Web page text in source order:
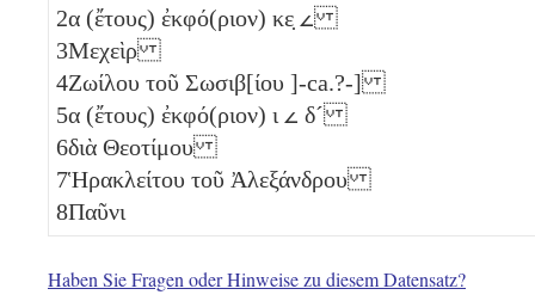
2α (ἔτους) ἐκφό(ριον) κε̣ 𐅵
3Μεχεὶρ
4Ζωίλου τοῦ Σωσιβ[ίου ]-ca.?-]
5α (ἔτους) ἐκφό(ριον) ι 𐅵 δ´
6διὰ Θεοτίμου
7Ἡρακλείτου τοῦ Ἀλεξάνδρου
8Παῦνι
Haben Sie Fragen oder Hinweise zu diesem Datensatz?